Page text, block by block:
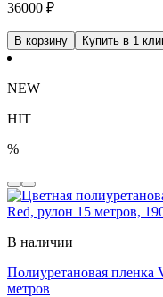
36000 ₽
В корзину Купить в 1
NEW
HIT
%
В наличии
Полиуретановая пленка
метров